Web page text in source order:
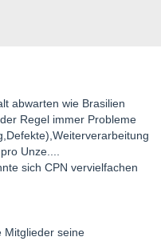
abwarten wie Brasilien
Regel immer Probleme
Unze....
sich CPN vervielfachen
Mitglieder seine